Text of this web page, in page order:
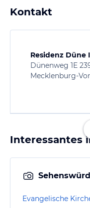
Kontakt
Residenz Düne
Dünenweg 1E
Mecklenburg-
Interessantes